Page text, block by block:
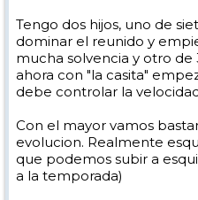
Tengo dos hijos, uno de
dominar el reunido y
mucha solvencia y otro de
ahora con "la casita"
debe controlar la
Con el mayor vamos
evolucion. Realmente
que podemos subir a
a la temporada)